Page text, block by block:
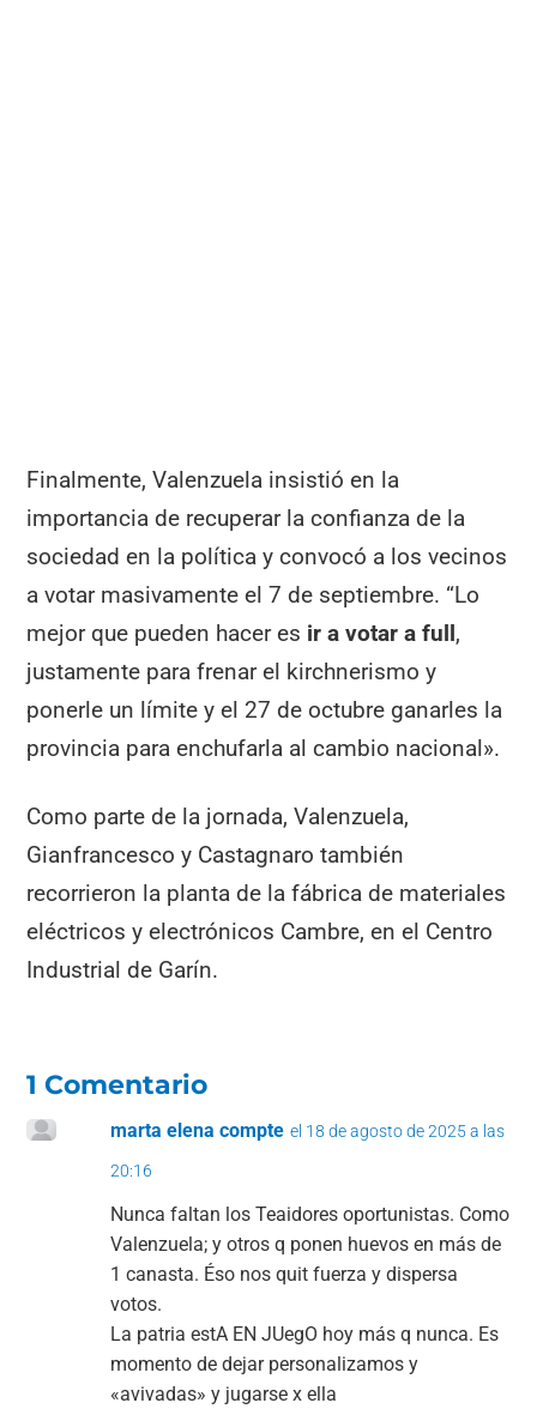
Finalmente, Valenzuela insistió en la
importancia de recuperar la confianza de la
sociedad en la política y convocó a los vecinos
a votar masivamente el 7 de septiembre. “Lo
mejor que pueden hacer es ir a votar a full,
justamente para frenar el kirchnerismo y
ponerle un límite y el 27 de octubre ganarles la
provincia para enchufarla al cambio nacional».
Como parte de la jornada, Valenzuela,
Gianfrancesco y Castagnaro también
recorrieron la planta de la fábrica de materiales
eléctricos y electrónicos Cambre, en el Centro
Industrial de Garín.
1 Comentario
marta elena compte el 18 de agosto de 2025 a las
20:16
Nunca faltan los Teaidores oportunistas. Como
Valenzuela; y otros q ponen huevos en más de
1 canasta. Éso nos quit fuerza y dispersa
votos.
La patria estA EN JUegO hoy más q nunca. Es
momento de dejar personalizamos y
«avivadas» y jugarse x ella